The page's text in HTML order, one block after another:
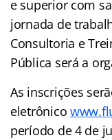
e superior com
jornada de
Consultoria e
Pública será a
As inscrições
eletrônico
período de 4 de